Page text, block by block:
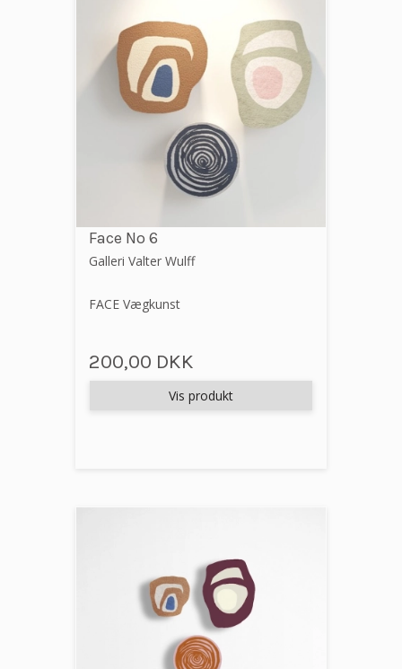
Face No 6
Galleri Valter Wulff
FACE Vægkunst
200,00 DKK
Vis produkt